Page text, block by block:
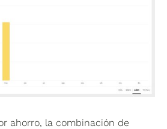
ahorro, la combinación de